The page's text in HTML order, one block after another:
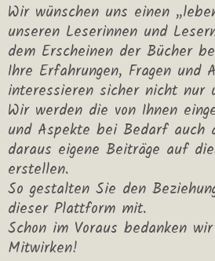
Wir wünschen uns einen
unseren Leserinnen und
dem Erscheinen der Bücher
Ihre Erfahrungen, Fragen und
interessieren sicher nicht nur
Wir werden die von Ihnen
und Aspekte bei Bedarf auch
daraus eigene Beiträge auf
erstellen.
So gestalten Sie den
dieser Plattform mit.
Schon im Voraus bedanken
Mitwirken!